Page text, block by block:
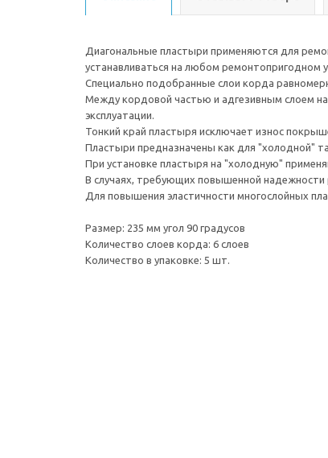
Диагональные пластыри применяются для
устанавливаться на любом ремонтопригодном
Специально подобранные слои корда
Между кордовой частью и адгезивным слоем
эксплуатации.
Тонкий край пластыря исключает износ
Пластыри предназначены как для "холодной"
При установке пластыря на "холодную"
В случаях, требующих повышенной
Для повышения эластичности многослойных
Размер: 235 мм угол 90 градусов
Количество слоев корда: 6 слоев
Количество в упаковке: 5 шт.